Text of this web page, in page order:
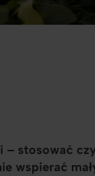
– stosować
wspierać